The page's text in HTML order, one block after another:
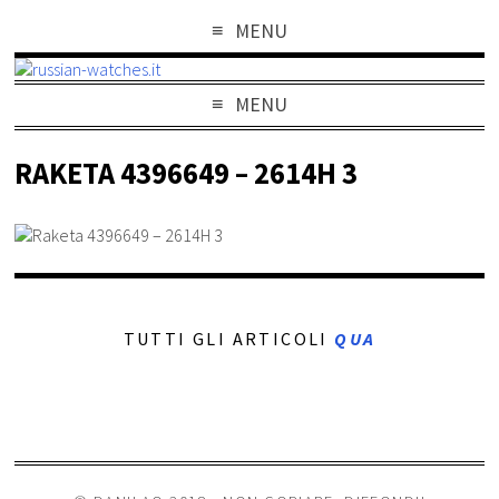
MENU
MENU
RAKETA 4396649 – 2614H 3
TUTTI GLI ARTICOLI QUA